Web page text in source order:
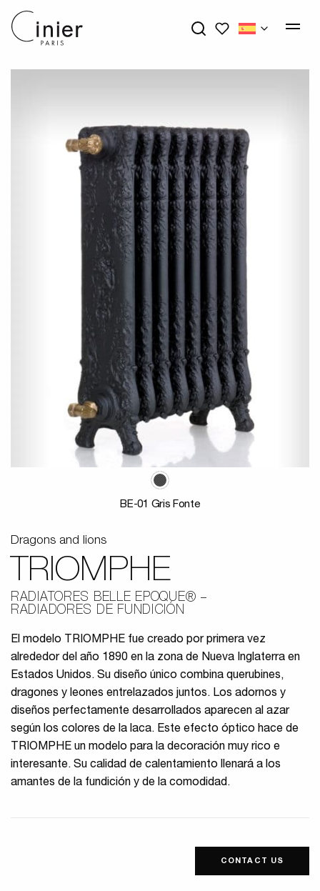
My wishlists
BE-01 Gris Fonte
Dragons and lions
TRIOMPHE
RADIATORES BELLE EPOQUE®
RADIADORES DE FUNDICIÓN
El modelo TRIOMPHE fue creado por primera vez
alrededor del año 1890 en la zona de Nueva Inglaterra en
Estados Unidos. Su diseño único combina querubines,
dragones y leones entrelazados juntos. Los adornos y
diseños perfectamente desarrollados aparecen al azar
según los colores de la laca. Este efecto óptico hace de
TRIOMPHE un modelo para la decoración muy rico e
interesante. Su calidad de calentamiento llenará a los
amantes de la fundición y de la comodidad.
CONTACT US